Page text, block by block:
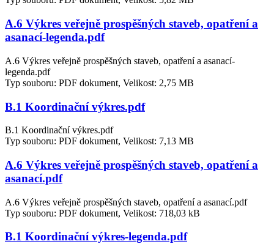
A.6 Výkres veřejně prospěšných staveb, opatření a
asanací-legenda.pdf
A.6 Výkres veřejně prospěšných staveb, opatření a asanací-
legenda.pdf
Typ souboru: PDF dokument, Velikost: 2,75 MB
B.1 Koordinační výkres.pdf
B.1 Koordinační výkres.pdf
Typ souboru: PDF dokument, Velikost: 7,13 MB
A.6 Výkres veřejně prospěšných staveb, opatření a
asanací.pdf
A.6 Výkres veřejně prospěšných staveb, opatření a asanací.pdf
Typ souboru: PDF dokument, Velikost: 718,03 kB
B.1 Koordinační výkres-legenda.pdf